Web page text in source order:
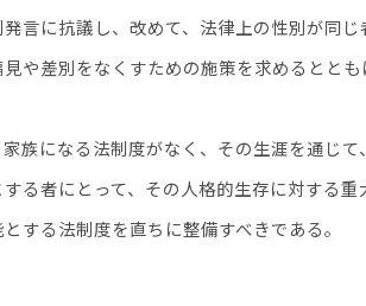
言に抗議し、改めて、法律上の性別が同
や差別をなくすための施策を求めるとと
族になる法制度がなく、その生涯を通じ
る者にとって、その人格的生存に対する
する法制度を直ちに整備すべきである。